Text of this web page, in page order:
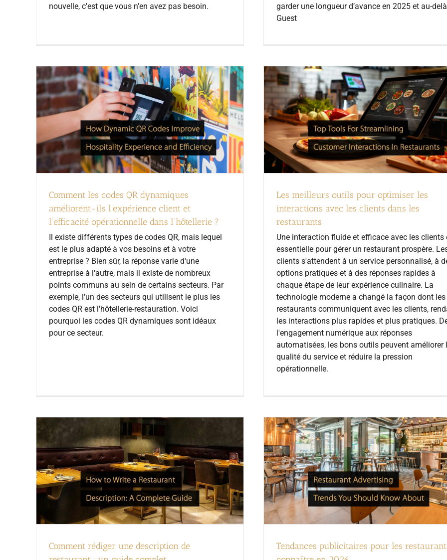
nouvelle, c'est que vous n'en avez pas besoin.
garder une longueur d’avance en 2025 et au-
Guest
Comment les codes QR dynamiques
améliorent-ils l’expérience client et
l’efficacité opérationnelle dans l’hôtellerie ?
Il existe différents types de codes QR, mais lequel
est le plus adapté à vos besoins et à votre
entreprise ? Bien sûr, la réponse varie d'une
entreprise à l'autre, mais il existe de nombreux
points communs au sein de certains secteurs. Par
exemple, l'un des secteurs qui utilisent le plus les
codes QR est l'hôtellerie-restauration. Voici
pourquoi les codes QR dynamiques sont idéaux
pour ce secteur.
Les meilleurs outils pour optimiser les
interactions avec les clients dans les
restaurants
Une interaction fluide et efficace avec les clients
essentielle pour gérer un restaurant prospère.
clients s'attendent à un service personnalisé, à
options pratiques et à des réponses rapides à
chaque étape de leur expérience culinaire. La
technologie moderne a changé la façon dont les
restaurants communiquent avec les clients,
les interactions plus rapides et plus pratiques.
l'engagement numérique aux réponses
automatisées, les bons outils peuvent améliorer
qualité du service et réduire la pression
opérationnelle.
Comment rédiger une description de
Tendances publicitaires pour les